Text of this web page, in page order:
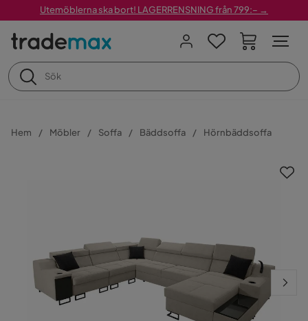
Utemöblerna ska bort! LAGERRENSNING från 799:– →
Hem Möbler Soffa Bäddsoffa Hörnbäddsoffa